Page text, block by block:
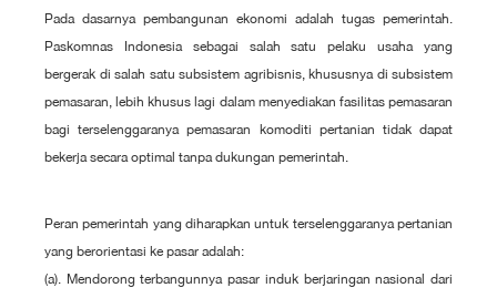
Pada dasarnya pembangunan ekonomi adalah tugas pemerintah.
Paskomnas Indonesia sebagai salah satu pelaku usaha yang
bergerak di salah satu subsistem agribisnis, khususnya di subsistem
pemasaran, lebih khusus lagi dalam menyediakan fasilitas pemasaran
bagi terselenggaranya pemasaran komoditi pertanian tidak dapat
bekerja secara optimal tanpa dukungan pemerintah.
Peran pemerintah yang diharapkan untuk terselenggaranya pertanian
yang berorientasi ke pasar adalah:
(a). Mendorong terbangunnya pasar induk berjaringan nasional dari